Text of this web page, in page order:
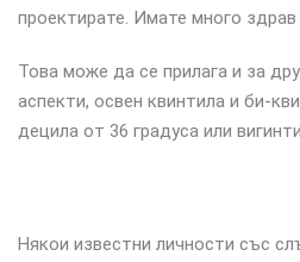
проектирате. Имате много здрав
Това може да се прилага и за
аспекти, освен квинтила и би-
децила от 36 градуса или
Някои известни личности със